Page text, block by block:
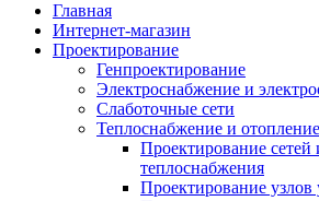
Главная
Интернет-магазин
Проектирование
Генпроектирование
Электроснабжение и
Слаботочные сети
Теплоснабжение и отопление
Проектирование сетей
теплоснабжения
Проектирование узлов